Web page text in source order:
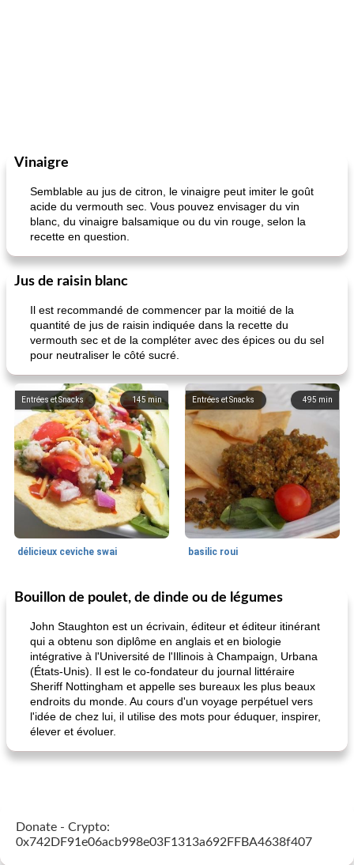
Vinaigre
Semblable au jus de citron, le vinaigre peut imiter le goût
acide du vermouth sec. Vous pouvez envisager du vin
blanc, du vinaigre balsamique ou du vin rouge, selon la
recette en question.
Jus de raisin blanc
Il est recommandé de commencer par la moitié de la
quantité de jus de raisin indiquée dans la recette du
vermouth sec et de la compléter avec des épices ou du sel
pour neutraliser le côté sucré.
145 min
Entrées et Snacks
délicieux ceviche swai
495 min
Entrées et Snacks
basilic roui
65min
Déjeuner / Snacks
pois chiches rôtis aux épices amandes au cheddar rôti
Bouillon de poulet, de dinde ou de légumes
John Staughton est un écrivain, éditeur et éditeur itinérant
qui a obtenu son diplôme en anglais et en biologie
intégrative à l'Université de l'Illinois à Champaign, Urbana
(États-Unis). Il est le co-fondateur du journal littéraire
Sheriff Nottingham et appelle ses bureaux les plus beaux
endroits du monde. Au cours d'un voyage perpétuel vers
l'idée de chez lui, il utilise des mots pour éduquer, inspirer,
élever et évoluer.
Donate - Crypto:
0x742DF91e06acb998e03F1313a692FFBA4638f407